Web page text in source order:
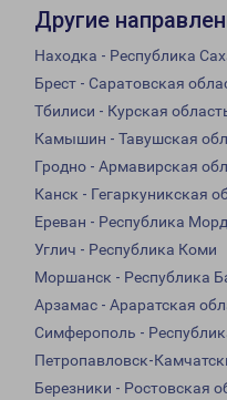
Другие
Находка - Республика
Брест - Саратовская
Тбилиси - Курская
Камышин - Тавушская
Гродно - Армавирская
Канск - Гегаркуникская
Ереван - Республика
Углич - Республика Коми
Моршанск - Республика
Арзамас - Араратская
Симферополь -
Петропавловск-
Березники - Ростовская